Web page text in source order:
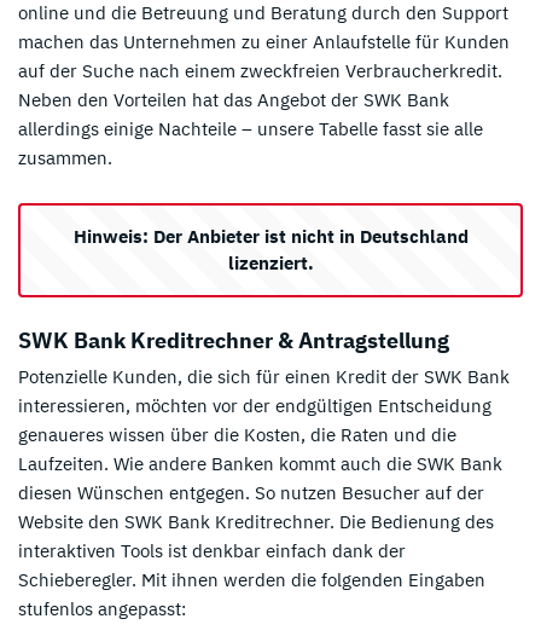
online und die Betreuung und Beratung durch den Support
machen das Unternehmen zu einer Anlaufstelle für Kunden
auf der Suche nach einem zweckfreien Verbraucherkredit.
Neben den Vorteilen hat das Angebot der SWK Bank
allerdings einige Nachteile – unsere Tabelle fasst sie alle
zusammen.
Hinweis: Der Anbieter ist nicht in Deutschland
lizenziert.
SWK Bank Kreditrechner & Antragstellung
Potenzielle Kunden, die sich für einen Kredit der SWK Bank
interessieren, möchten vor der endgültigen Entscheidung
genaueres wissen über die Kosten, die Raten und die
Laufzeiten. Wie andere Banken kommt auch die SWK Bank
diesen Wünschen entgegen. So nutzen Besucher auf der
Website den SWK Bank Kreditrechner. Die Bedienung des
interaktiven Tools ist denkbar einfach dank der
Schieberegler. Mit ihnen werden die folgenden Eingaben
stufenlos angepasst: